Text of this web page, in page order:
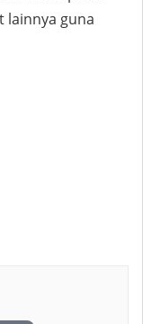
lainnya guna